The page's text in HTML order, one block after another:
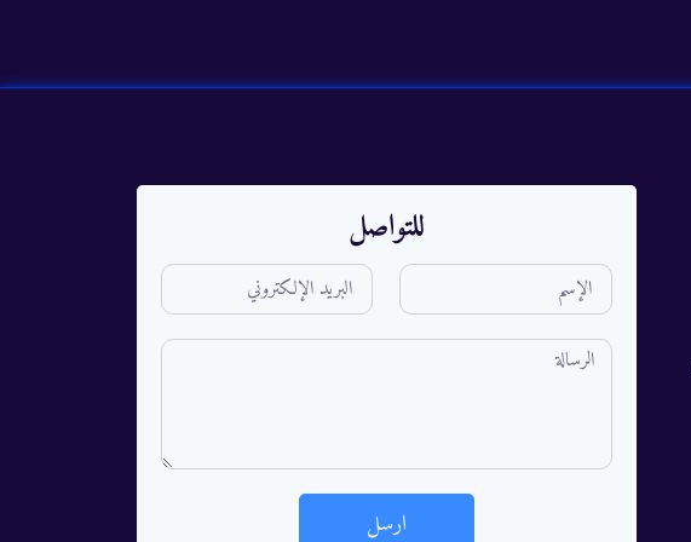
للتواصل
ارسل